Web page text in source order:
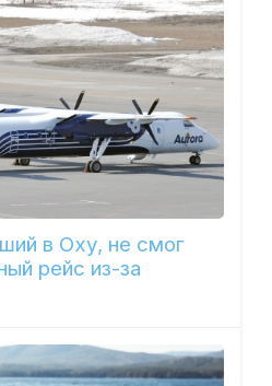
в Оху, не смог
рейс из-за